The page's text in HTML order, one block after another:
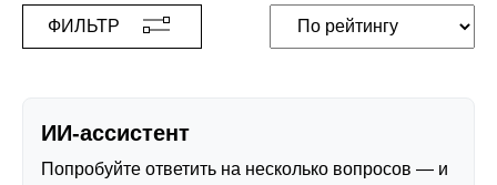
ФИЛЬТР
ИИ-ассистент
Попробуйте ответить на несколько вопросов — и